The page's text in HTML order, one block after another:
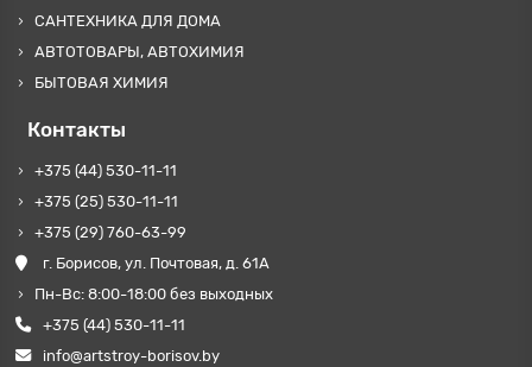
САНТЕХНИКА ДЛЯ ДОМА
АВТОТОВАРЫ, АВТОХИМИЯ
БЫТОВАЯ ХИМИЯ
Контакты
+375 (44) 530-11-11
+375 (25) 530-11-11
+375 (29) 760-63-99
г. Борисов, ул. Почтовая, д. 61А
Пн-Вс: 8:00-18:00 без выходных
+375 (44) 530-11-11
info@artstroy-borisov.by